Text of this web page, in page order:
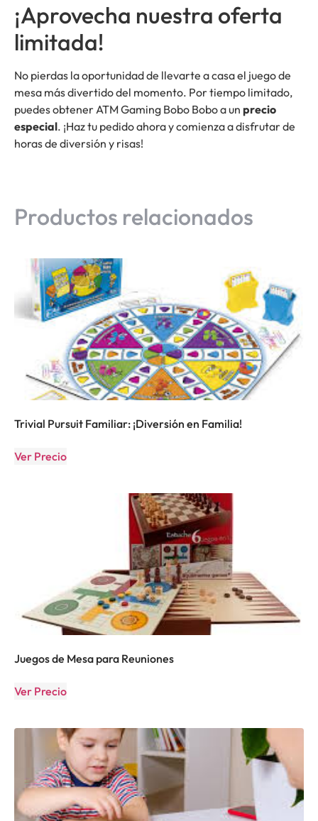
¡Aprovecha nuestra oferta
limitada!
No pierdas la oportunidad de llevarte a casa el juego de
mesa más divertido del momento. Por tiempo limitado,
puedes obtener ATM Gaming Bobo Bobo a un precio
especial. ¡Haz tu pedido ahora y comienza a disfrutar de
horas de diversión y risas!
Productos relacionados
Trivial Pursuit Familiar: ¡Diversión en Familia!
Ver Precio
Juegos de Mesa para Reuniones
Ver Precio